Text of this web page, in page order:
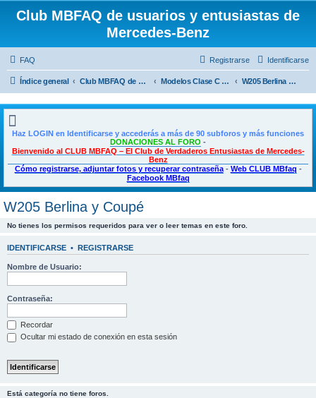
Club MBFAQ de usuarios y entusiastas de
Mercedes-Benz
FAQ Identificarse
Registrarse
Índice general Club MBFAQ de usuarios y entusiastas de Mercedes Benz Modelos Clase C - C Coupé - CLE W205 Berlina y Coupé
Haz LOGIN en Identificarse y accederás a más de 90 subforos y más funciones
DONACIONES AL FORO -
Bienvenido al CLUB MBFAQ – El Club de Verdaderos Entusiastas de Mercedes-
Benz
Cómo registrarse, adjuntar fotos y recuperar contraseña- Web CLUB MBfaq -
Facebook MBfaq
W205 Berlina y Coupé
No tienes los permisos requeridos para ver o leer temas en este foro.
IDENTIFICARSE • REGISTRARSE
Nombre de Usuario:
Contraseña:
Recordar
Ocultar mi estado de conexión en esta sesión
Está categoría no tiene foros.